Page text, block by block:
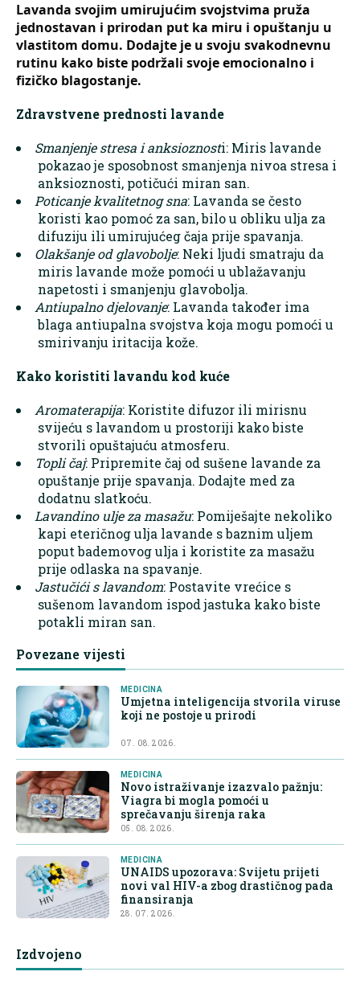
Lavanda svojim umirujućim svojstvima pruža
jednostavan i prirodan put ka miru i opuštanju u
vlastitom domu. Dodajte je u svoju svakodnevnu
rutinu kako biste podržali svoje emocionalno i
fizičko blagostanje.
Zdravstvene prednosti lavande
Smanjenje stresa i anksioznosti: Miris lavande
pokazao je sposobnost smanjenja nivoa stresa i
anksioznosti, potičući miran san.
Poticanje kvalitetnog sna: Lavanda se često
koristi kao pomoć za san, bilo u obliku ulja za
difuziju ili umirujućeg čaja prije spavanja.
Olakšanje od glavobolje: Neki ljudi smatraju da
miris lavande može pomoći u ublažavanju
napetosti i smanjenju glavobolja.
Antiupalno djelovanje: Lavanda također ima
blaga antiupalna svojstva koja mogu pomoći u
smirivanju iritacija kože.
Kako koristiti lavandu kod kuće
Aromaterapija: Koristite difuzor ili mirisnu
svijeću s lavandom u prostoriji kako biste
stvorili opuštajuću atmosferu.
Topli čaj: Pripremite čaj od sušene lavande za
opuštanje prije spavanja. Dodajte med za
dodatnu slatkoću.
Lavandino ulje za masažu: Pomiješajte nekoliko
kapi eteričnog ulja lavande s baznim uljem
poput bademovog ulja i koristite za masažu
prije odlaska na spavanje.
Jastučići s lavandom: Postavite vrećice s
sušenom lavandom ispod jastuka kako biste
potakli miran san.
Povezane vijesti
MEDICINA
Umjetna inteligencija stvorila viruse
koji ne postoje u prirodi
07. 08. 2026.
MEDICINA
Novo istraživanje izazvalo pažnju:
Viagra bi mogla pomoći u
sprečavanju širenja raka
05. 08. 2026.
MEDICINA
UNAIDS upozorava: Svijetu prijeti
novi val HIV-a zbog drastičnog pada
finansiranja
28. 07. 2026.
Izdvojeno